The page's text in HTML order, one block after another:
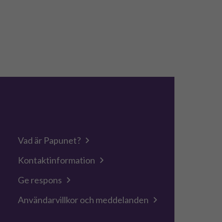
Vad är Papunet?
Kontaktinformation
Ge respons
Användarvillkor och meddelanden